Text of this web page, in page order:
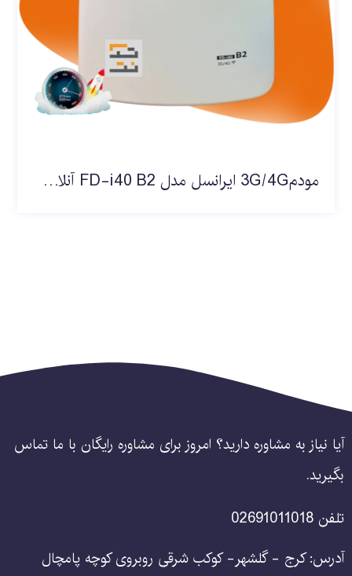
مودم3G/4G ایرانسل مدل FD-i40 B2 آنلاک بهمراه سیم کارت تک نت و 100 گیگ 6 ماهه (بستر همراه اول)
آیا نیاز به مشاوره دارید؟ امروز برای مشاوره رایگان با ما تماس
بگیرید.
تلفن 02691011018
آدرس: کرج - گلشهر- کوکب شرقی روبروی کوچه پامچال